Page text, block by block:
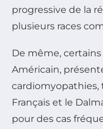
progressive de la
plusieurs races
De même,
Américain,
cardiomyopathies,
Français et le
pour des cas